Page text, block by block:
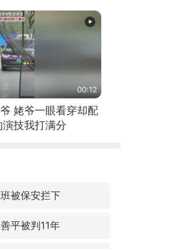
00:12
姥爷一眼看穿却配
技我打满分
被保安拦下
平被判11年